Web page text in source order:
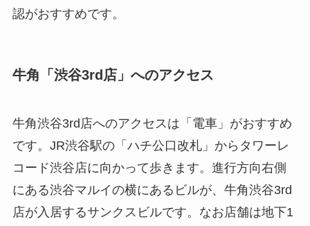
認がおすすめです。
牛角「渋谷3rd店」へのアクセス
牛角渋谷3rd店へのアクセスは「電車」がおすすめ
です。JR渋谷駅の「ハチ公口改札」からタワーレ
コード渋谷店に向かって歩きます。進行方向右側
にある渋谷マルイの横にあるビルが、牛角渋谷3rd
店が入居するサンクスビルです。なお店舗は地下1